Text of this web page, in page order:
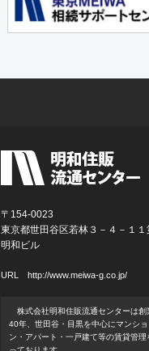
〒154-0023
東京都世田谷区若林３－４－１１
明和ビル
URL http://www.meiwa-g.co.jp/
株式会社明和住販流通センターは創
40年、世田谷・目黒を中心にマンショ
ン・アパート・一戸建て等の賃貸管理